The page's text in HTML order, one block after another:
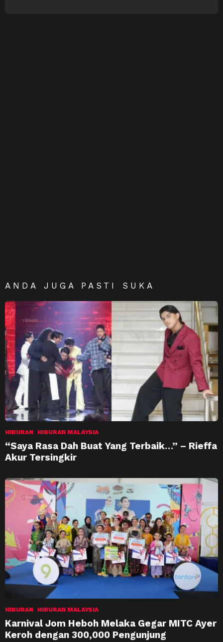
ANDA JUGA PASTI SUKA
HIBURAN HIBURAN MALAYSIA
“Saya Rasa Dah Buat Yang Terbaik…” – Rieffa
Akur Tersingkir
HIBURAN HIBURAN MALAYSIA
Karnival Jom Heboh Melaka Gegar MITC Ayer
Keroh dengan 300,000 Pengunjung